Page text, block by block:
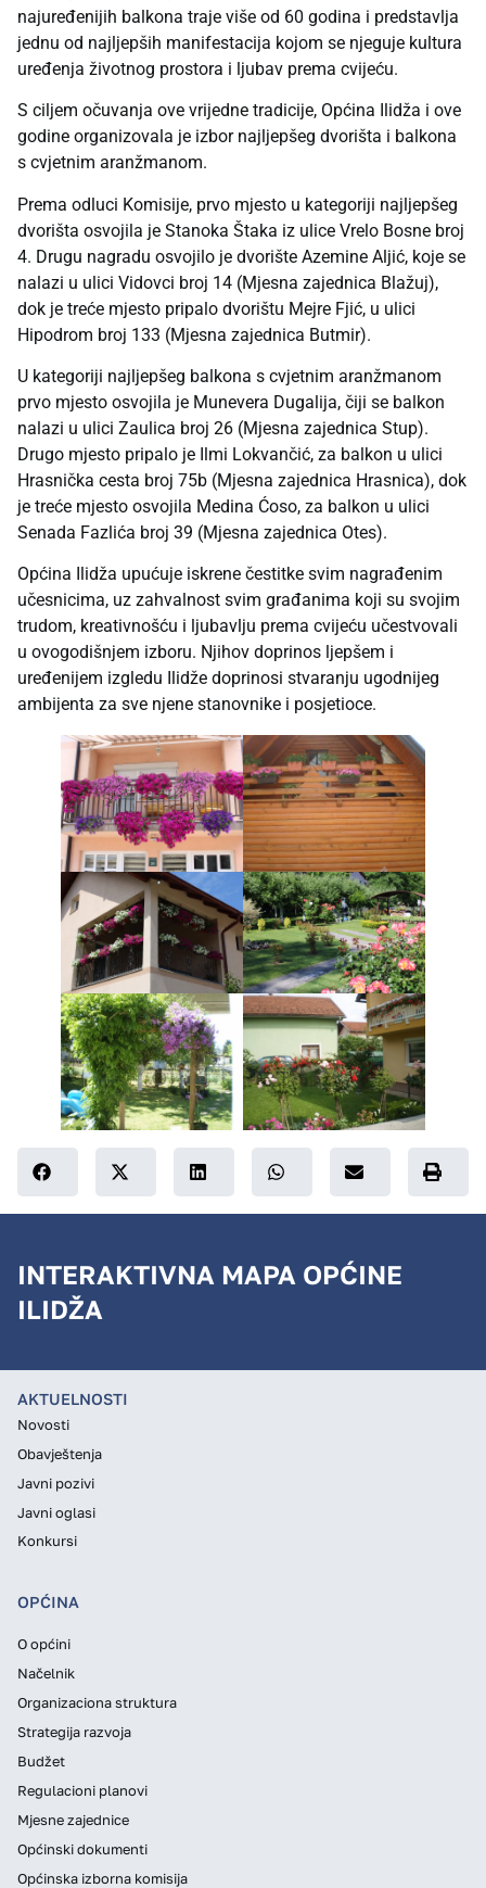
najuređenijih balkona traje više od 60 godina i predstavlja
jednu od najljepših manifestacija kojom se njeguje kultura
uređenja životnog prostora i ljubav prema cvijeću.
S ciljem očuvanja ove vrijedne tradicije, Općina Ilidža i ove
godine organizovala je izbor najljepšeg dvorišta i balkona
s cvjetnim aranžmanom.
Prema odluci Komisije, prvo mjesto u kategoriji najljepšeg
dvorišta osvojila je Stanoka Štaka iz ulice Vrelo Bosne broj
4. Drugu nagradu osvojilo je dvorište Azemine Aljić, koje se
nalazi u ulici Vidovci broj 14 (Mjesna zajednica Blažuj),
dok je treće mjesto pripalo dvorištu Mejre Fjić, u ulici
Hipodrom broj 133 (Mjesna zajednica Butmir).
U kategoriji najljepšeg balkona s cvjetnim aranžmanom
prvo mjesto osvojila je Munevera Dugalija, čiji se balkon
nalazi u ulici Zaulica broj 26 (Mjesna zajednica Stup).
Drugo mjesto pripalo je Ilmi Lokvančić, za balkon u ulici
Hrasnička cesta broj 75b (Mjesna zajednica Hrasnica), dok
je treće mjesto osvojila Medina Ćoso, za balkon u ulici
Senada Fazlića broj 39 (Mjesna zajednica Otes).
Općina Ilidža upućuje iskrene čestitke svim nagrađenim
učesnicima, uz zahvalnost svim građanima koji su svojim
trudom, kreativnošću i ljubavlju prema cvijeću učestvovali
u ovogodišnjem izboru. Njihov doprinos ljepšem i
uređenijem izgledu Ilidže doprinosi stvaranju ugodnijeg
ambijenta za sve njene stanovnike i posjetioce.
INTERAKTIVNA MAPA OPĆINE
ILIDŽA
AKTUELNOSTI
Novosti
Obavještenja
Javni pozivi
Javni oglasi
Konkursi
OPĆINA
O općini
Načelnik
Organizaciona struktura
Strategija razvoja
Budžet
Regulacioni planovi
Mjesne zajednice
Općinski dokumenti
Općinska izborna komisija